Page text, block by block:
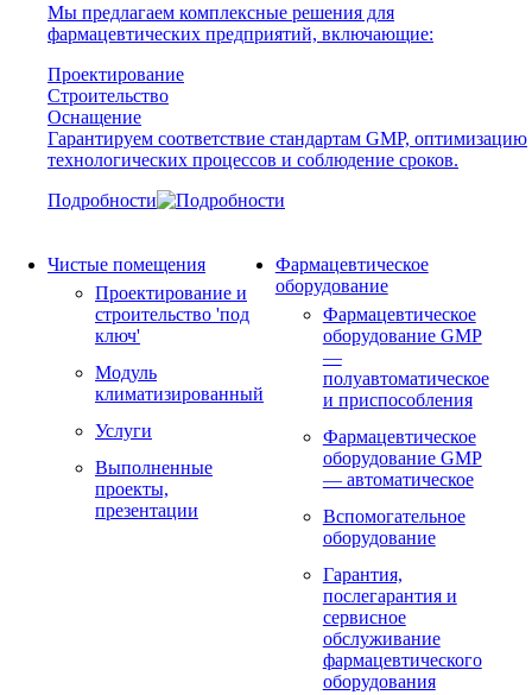
Мы предлагаем комплексные решения для
фармацевтических предприятий, включающие:
Проектирование
Строительство
Оснащение
Гарантируем соответствие стандартам GMP, оптимизацию
технологических процессов и соблюдение сроков.
Подробности
Чистые помещения
Проектирование и
строительство 'под
ключ'
Модуль
климатизированный
Услуги
Выполненные
проекты,
презентации
Фармацевтическое
оборудование
Фармацевтическое
оборудование GMP
—
полуавтоматическое
и приспособления
Фармацевтическое
оборудование GMP
— автоматическое
Вспомогательное
оборудование
Гарантия,
послегарантия и
сервисное
обслуживание
фармацевтического
оборудования